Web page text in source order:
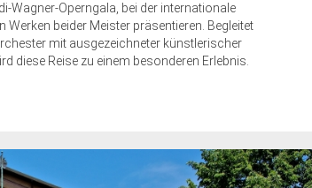
Wagner-Operngala, bei der internationale
beider Meister präsentieren. Begleitet
mit ausgezeichneter künstlerischer
diese Reise zu einem besonderen Erlebnis.